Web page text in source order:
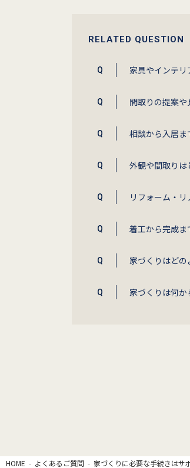
RELATED QUESTION
家具やインテリ
間取りの提案や
相談から入居ま
外観や間取りは
リフォーム・
着工から完成ま
家づくりはどの
家づくりは何か
HOME よくあるご質問 家づくりに必要な手続きはサ